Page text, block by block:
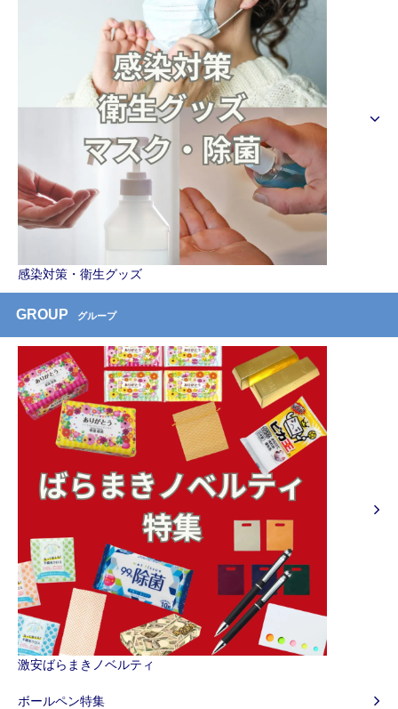
感染対策・衛生グッズ
GROUP グループ
激安ばらまきノベルティ
ボールペン特集